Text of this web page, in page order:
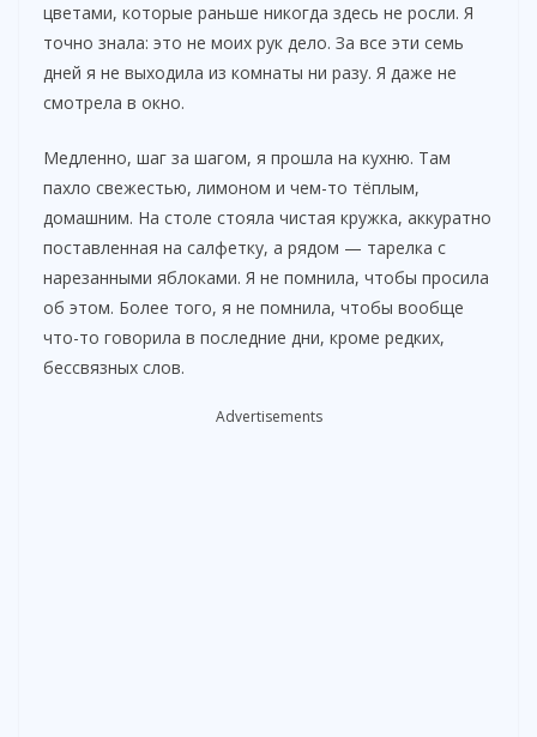
цветами, которые раньше никогда здесь не росли. Я
точно знала: это не моих рук дело. За все эти семь
дней я не выходила из комнаты ни разу. Я даже не
смотрела в окно.
Медленно, шаг за шагом, я прошла на кухню. Там
пахло свежестью, лимоном и чем-то тёплым,
домашним. На столе стояла чистая кружка, аккуратно
поставленная на салфетку, а рядом — тарелка с
нарезанными яблоками. Я не помнила, чтобы просила
об этом. Более того, я не помнила, чтобы вообще
что-то говорила в последние дни, кроме редких,
бессвязных слов.
Advertisements